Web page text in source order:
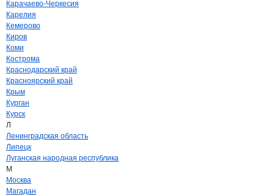
Карачаево-Черкесия
Карелия
Кемерово
Киров
Коми
Кострома
Краснодарский край
Красноярский край
Крым
Курган
Курск
Л
Ленинградская область
Липецк
Луганская народная республика
М
Москва
Магадан